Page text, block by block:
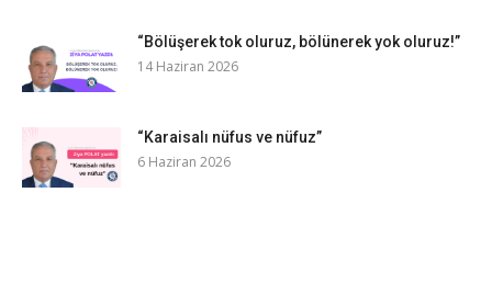
“Bölüşerek tok oluruz, bölünerek yok oluruz!”
14 Haziran 2026
“Karaisalı nüfus ve nüfuz”
6 Haziran 2026